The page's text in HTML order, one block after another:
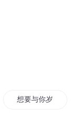
想要与你岁月静好